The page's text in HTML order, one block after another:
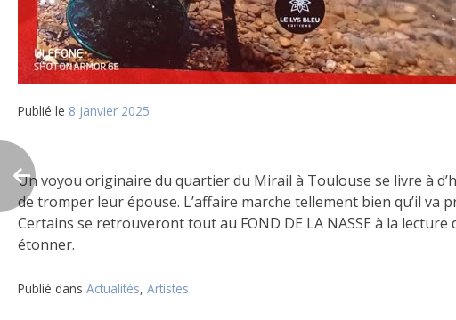
Publié le 8 janvier 2025
Un voyou originaire du quartier du Mirail à Toulouse se livre à
de tromper leur épouse. L’affaire marche tellement bien qu’il
Certains se retrouveront tout au FOND DE LA NASSE à la
étonner.
Publié dans Actualités, Artistes